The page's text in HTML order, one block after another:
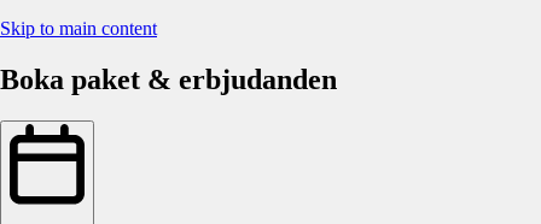
Skip to main content
Boka paket & erbjudanden